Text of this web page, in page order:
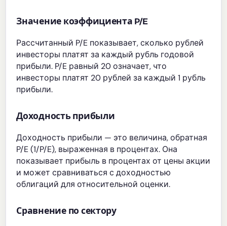
Значение коэффициента P/E
Рассчитанный P/E показывает, сколько рублей
инвесторы платят за каждый рубль годовой
прибыли. P/E равный 20 означает, что
инвесторы платят 20 рублей за каждый 1 рубль
прибыли.
Доходность прибыли
Доходность прибыли — это величина, обратная
P/E (1/P/E), выраженная в процентах. Она
показывает прибыль в процентах от цены акции
и может сравниваться с доходностью
облигаций для относительной оценки.
Сравнение по сектору